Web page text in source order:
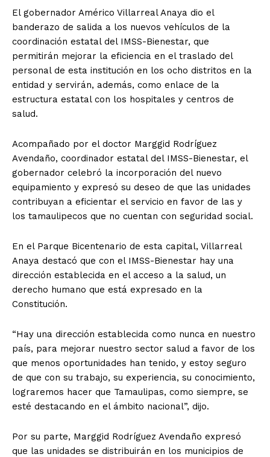
El gobernador Américo Villarreal Anaya dio el
banderazo de salida a los nuevos vehículos de la
coordinación estatal del IMSS-Bienestar, que
permitirán mejorar la eficiencia en el traslado del
personal de esta institución en los ocho distritos en la
entidad y servirán, además, como enlace de la
estructura estatal con los hospitales y centros de
salud.
Acompañado por el doctor Marggid Rodríguez
Avendaño, coordinador estatal del IMSS-Bienestar, el
gobernador celebró la incorporación del nuevo
equipamiento y expresó su deseo de que las unidades
contribuyan a eficientar el servicio en favor de las y
los tamaulipecos que no cuentan con seguridad social.
En el Parque Bicentenario de esta capital, Villarreal
Anaya destacó que con el IMSS-Bienestar hay una
dirección establecida en el acceso a la salud, un
derecho humano que está expresado en la
Constitución.
“Hay una dirección establecida como nunca en nuestro
país, para mejorar nuestro sector salud a favor de los
que menos oportunidades han tenido, y estoy seguro
de que con su trabajo, su experiencia, su conocimiento,
lograremos hacer que Tamaulipas, como siempre, se
esté destacando en el ámbito nacional”, dijo.
Por su parte, Marggid Rodríguez Avendaño expresó
que las unidades se distribuirán en los municipios de